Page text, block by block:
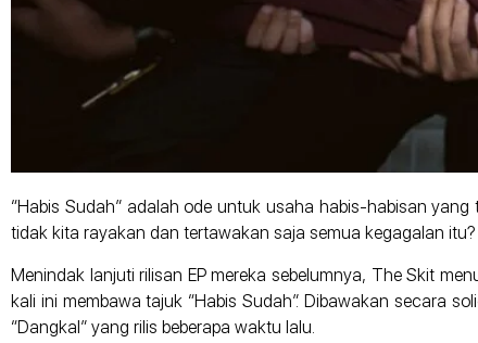
“Habis Sudah” adalah ode untuk usaha habis-habisan
tidak kita rayakan dan tertawakan saja semua kegagalan itu?
Menindak lanjuti rilisan EP mereka sebelumnya, The Skit
kali ini membawa tajuk “Habis Sudah”. Dibawakan secara
“Dangkal” yang rilis beberapa waktu lalu.